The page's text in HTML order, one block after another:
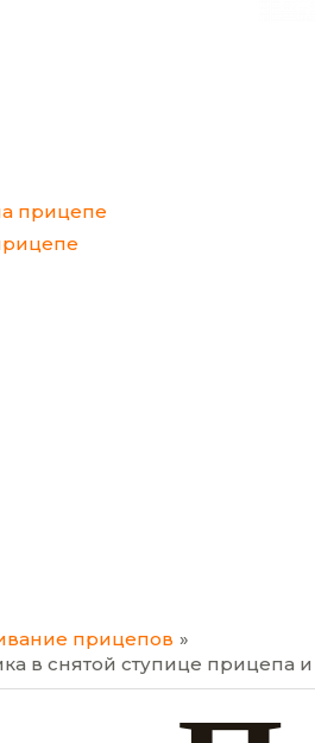
прицепе
прицепов
в снятой ступице прицепа